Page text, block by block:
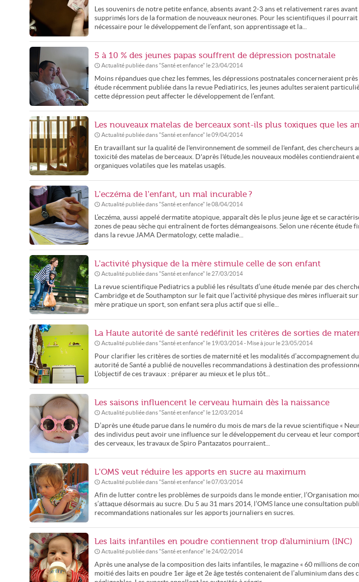
Les souvenirs de notre petite enfance, absents avant 2-3 ans et relativement rares
supprimés lors de la formation de nouveaux neurones. Pour les scientifiques il pourrait
nécessaire pour le développement de l’enfant, son apprentissage et la...
5 à 10 % des jeunes papas souffrent de dépression postnatale
Actualité publiée dans "Santé et enfance" le 23/04/2014
Moins répandues que chez les femmes, les dépressions postnatales concerneraient près
étude récemment publiée dans la revue Pediatirics, les jeunes adultes seraient
cette dépression peut affecter le développement de l’enfant.
Les nouveaux matelas de berceaux sont-ils plus toxiques que les
Actualité publiée dans "Santé et enfance" le09/04/2014
En travaillant sur la qualité de l'environnement de sommeil de l'enfant, des chercheurs
toxicité des matelas de berceaux. D'après l'étude,les nouveaux modèles contiendraient
organiques volatiles que les matelas usagés.
L’eczéma de l’enfant, un mal incurable ?
Actualité publiée dans "Santé et enfance" le08/04/2014
L’eczéma, aussi appelé dermatite atopique, apparaît dès le plus jeune âge et se
zones de peau sèche qui entraînent de fortes démangeaisons. Selon une récente étude
dans la revue JAMA Dermatology, cette maladie...
L’activité physique de la mère stimule celle de son enfant
Actualité publiée dans "Santé et enfance" le 27/03/2014
La revue scientifique Pediatrics a publié les résultats d’une étude menée par des
Cambridge et de Southampton sur le fait que l’activité physique des mères influerait
mère pratique un sport, son enfant sera plus actif que si elle...
La Haute autorité de santé redéfinit les critères de sorties de
Actualité publiée dans "Santé et enfance" le 19/03/2014- Mise à jour le 23/05/2014
Pour clarifier les critères de sorties de maternité et les modalités d’accompagnement
autorité de Santé a publié de nouvelles recommandations à destination des
L’objectif de ces travaux : préparer au mieux et le plus tôt...
Les saisons influencent le cerveau humain dès la naissance
Actualité publiée dans "Santé et enfance" le 12/03/2014
D’après une étude parue dans le numéro du mois de mars de la revue scientifique «
des individus peut avoir une influence sur le développement du cerveau et leur
des cerveaux, les travaux de Spiro Pantazatos pourraient...
L’OMS veut réduire les apports en sucre au maximum
Actualité publiée dans "Santé et enfance" le07/03/2014
Afin de lutter contre les problèmes de surpoids dans le monde entier, l’Organisation
s’attaque désormais au sucre. Du 5 au 31 mars 2014, l’OMS lance une consultation
recommandations nationales sur les apports journaliers en sucres.
Les laits infantiles en poudre contiennent trop d'aluminium (INC)
Actualité publiée dans "Santé et enfance" le 24/02/2014
Après une analyse de la composition des laits infantiles, le magazine « 60 millions de
moitié des laits en poudre 1er âge et 2e âge testés contenaient de l’aluminium dans des